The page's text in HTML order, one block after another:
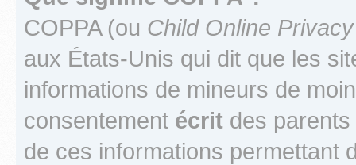
COPPA (ou Child Online
aux États-Unis qui dit que les
informations de mineurs de
consentement écrit des parents
de ces informations permettant